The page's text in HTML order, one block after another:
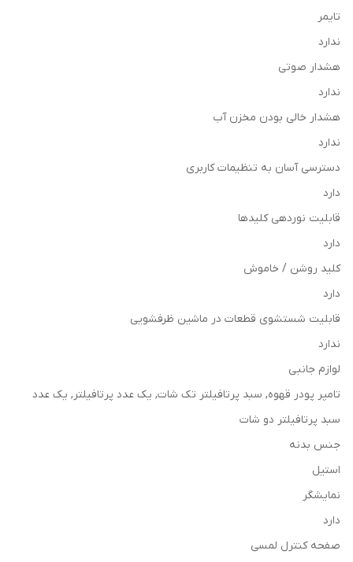
تایمر
ندارد
هشدار صوتی
ندارد
هشدار خالی بودن مخزن آب
ندارد
دسترسی آسان به تنظیمات کاربری
دارد
قابلیت نوردهی کلیدها
دارد
کلید روشن / خاموش
دارد
قابلیت شستشوی قطعات در ماشین ظرفشویی
ندارد
لوازم جانبی
تامپر پودر قهوه, سبد پرتافیلتر تک شات, یک عدد پرتافیلتر, یک عدد
سبد پرتافیلتر دو شات
جنس بدنه
استیل
نمایشگر
دارد
صفحه کنترل لمسی